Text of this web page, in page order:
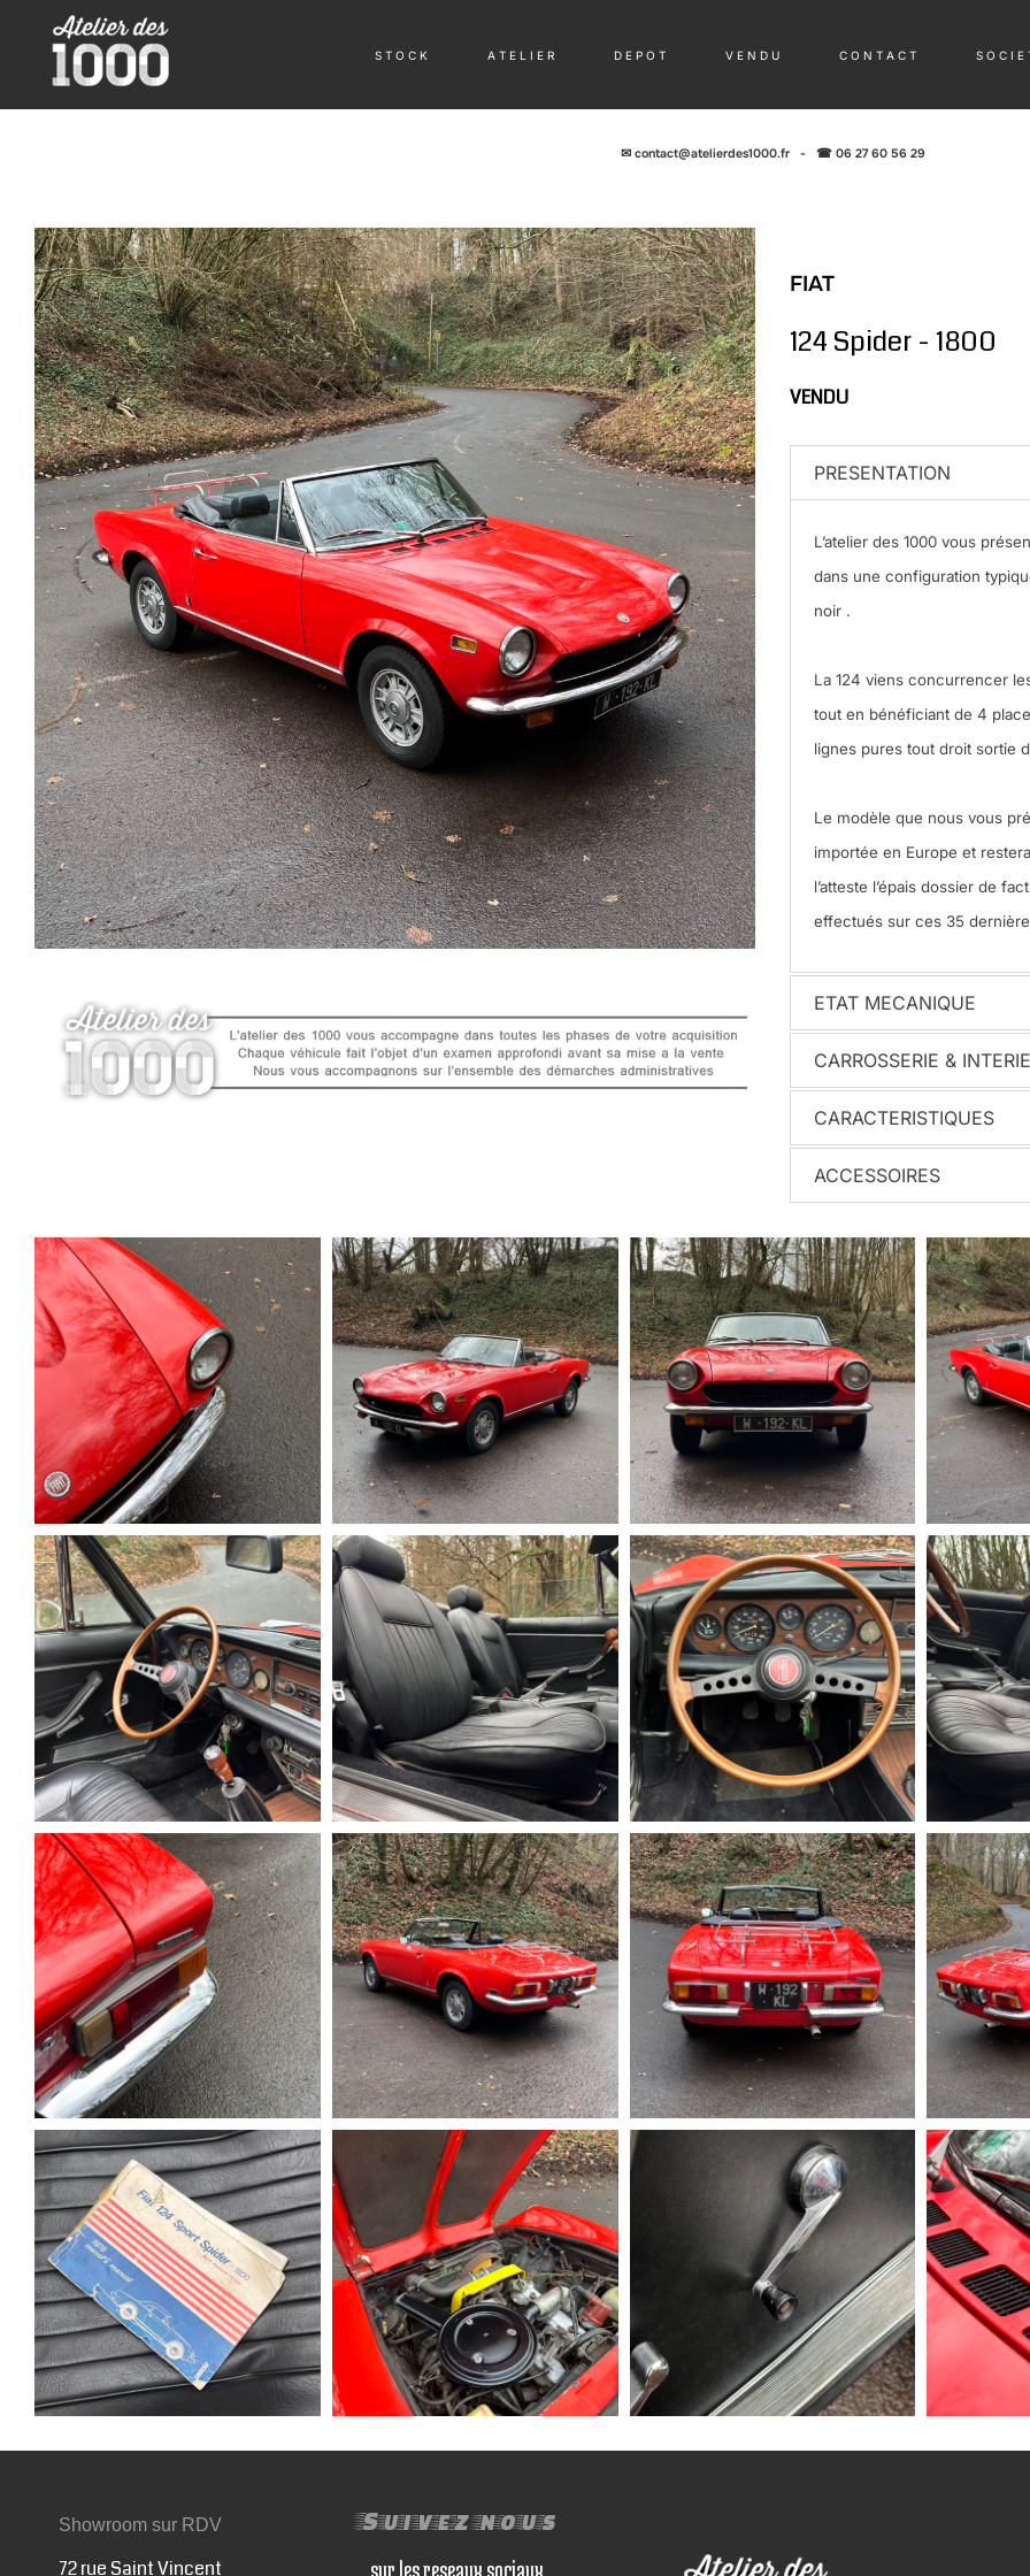
S T O C K A T E L I E R D E P O T V E N D U C O N T A C T S O C I E
✉ contact@atelierdes1000.fr- ☎ 06 27 60 56 29
FIAT
124 Spider - 1800
VENDU
PRESENTATION
L’atelier des 1000 vous
dans une configuration
noir .
La 124 viens concurrencer
tout en bénéficiant de 4
lignes pures tout droit sortie
Le modèle que nous vous
importée en Europe et
l’atteste l’épais dossier de
effectués sur ces 35
ETAT MECANIQUE
CARROSSERIE &
CARACTERISTIQUES
ACCESSOIRES
Showroom sur RDV
72 rue Saint Vincent
Suivez nous
sur les reseaux sociaux